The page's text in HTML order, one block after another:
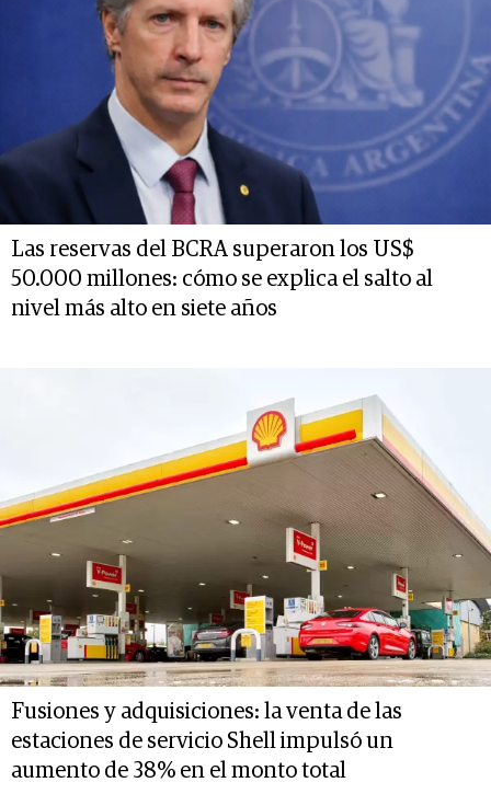
Las reservas del BCRA superaron los US$
50.000 millones: cómo se explica el salto al
nivel más alto en siete años
Fusiones y adquisiciones: la venta de las
estaciones de servicio Shell impulsó un
aumento de 38% en el monto total